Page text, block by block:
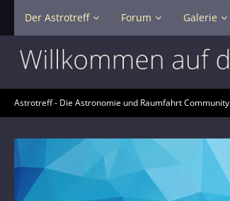
Der Astrotreff Forum Galerie
Astrotreff - Die Astronomie und Raumfahrt Community